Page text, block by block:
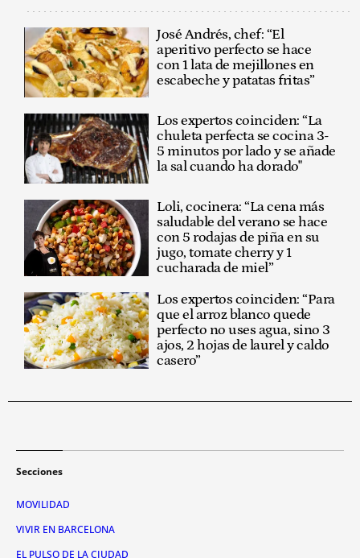
José Andrés, chef: “El
aperitivo perfecto se hace
con 1 lata de mejillones en
escabeche y patatas fritas”
Los expertos coinciden: “La
chuleta perfecta se cocina 3-
5 minutos por lado y se añade
la sal cuando ha dorado"
Loli, cocinera: “La cena más
saludable del verano se hace
con 5 rodajas de piña en su
jugo, tomate cherry y 1
cucharada de miel”
Los expertos coinciden: “Para
que el arroz blanco quede
perfecto no uses agua, sino 3
ajos, 2 hojas de laurel y caldo
casero”
Secciones
MOVILIDAD
VIVIR EN BARCELONA
EL PULSO DE LA CIUDAD